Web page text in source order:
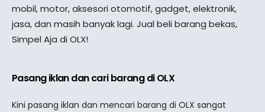
mobil, motor, aksesori otomotif, gadget, elektronik,
jasa, dan masih banyak lagi. Jual beli barang bekas,
Simpel Aja di OLX!
Pasang iklan dan cari barang di OLX
Kini pasang iklan dan mencari barang di OLX sangat